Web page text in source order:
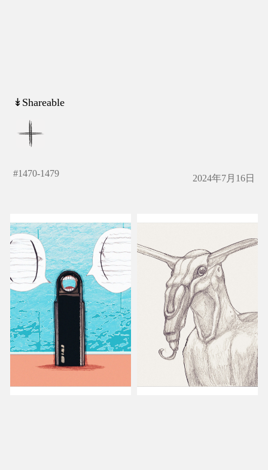
↡Shareable
#1470-1479 2024年7月16日